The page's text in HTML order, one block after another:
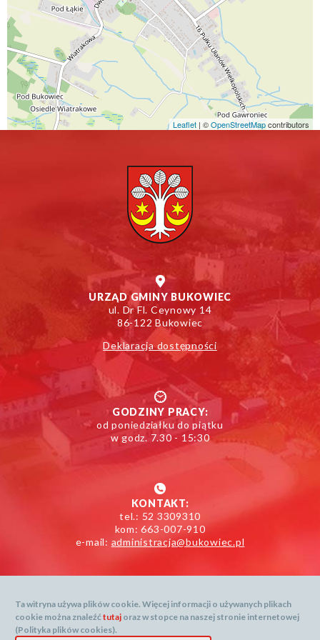
Leaflet | ©Otworzy
OpenStreetMapcontributors
URZĄD GMINY BUKOWIEC
ul. Dr Fl. Ceynowy 14
86-122 Bukowiec
Deklaracja dostępności
GODZINY PRACY:
od poniedziałku do piątku
w godz. 7.30 - 15:30
KONTAKT:
tel.: 52 3309310
kom: 663-007-910
e-mail: administracja@bukowiec.pl
Mapa serwisu
Dane prognozy dostarcza: openweathermap.org
Ta witryna używa plików cookie. Więcej informacji o używanych plikach
cookie można znaleźćtutaj oraz w stopce na naszej stronie internetowej
(Polityka plików cookies).